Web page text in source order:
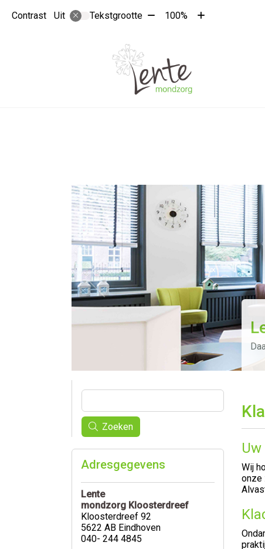
Contrast Uit Tekstgrootte Tekst100%
Tekst
Wij
onze
Zoeken
Adresgegevens
Lente
mondzorg Kloosterdreef
Kloosterdreef 92
5622 AB Eindhoven
040- 244 4845